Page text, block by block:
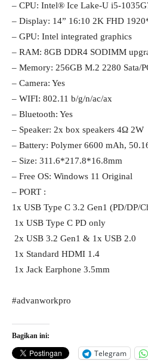
– CPU​​: Intel® Ice Lake-U i5-
– Display​​: 14” 16:10 2K FHD
– GPU​​: Intel integrated graphics
– RAM​​: 8GB DDR4 SODIMM
– Memory​: 256GB M.2 2280 Sata/
– Camera​​: Yes
– WIFI​​: 802.11 b/g/n/ac/ax
– Bluetooth​: Yes
– Speaker​​: 2x box speakers 4Ω 2W
– Battery​​: Polymer 6600 mAh,
– Size​​: 311.6*217.8*16.8mm
– Free OS​​: Windows 11 Original
– PORT ​​:
1x USB Type C 3.2 Gen1 (PD/DP/
​​ 1x USB Type C PD only
​​ 2x USB 3.2 Gen1 & 1x USB 2.0
​​ 1x Standard HDMI 1.4
​​ 1x Jack Earphone 3.5mm
#advanworkpro
Bagikan ini:
Telegram